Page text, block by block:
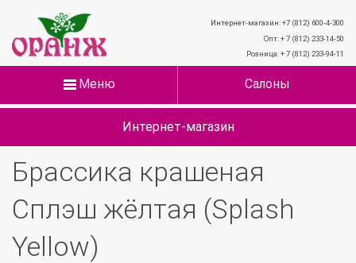
Интернет-магазин: +7 (812) 600-4-300
Опт: + 7 (812) 233-14-50
Розница: + 7 (812) 233-94-11
Меню Салоны
Интернет-магазин
Брассика крашеная
Сплэш жёлтая (Splash
Yellow)